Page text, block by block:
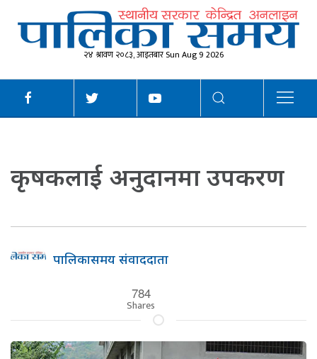
२४ श्रावण २०८३, आइतबार Sun Aug 9 2026
कृषकलाई अनुदानमा उपकरण
पालिकासमय संवाददाता
784
Shares